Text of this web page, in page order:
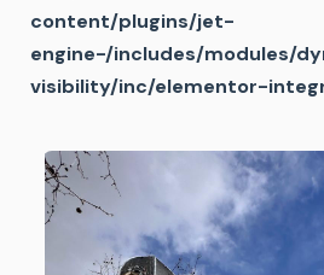
content/plugins/jet-
engine-/includes/modules/
visibility/inc/elementor-